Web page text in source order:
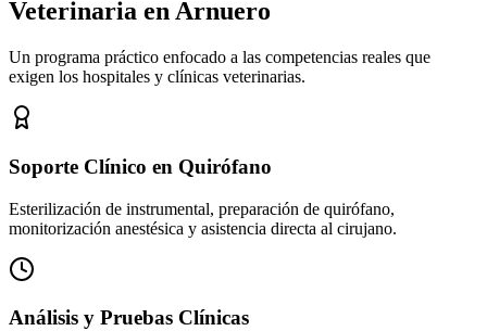
Veterinaria en Arnuero
Un programa práctico enfocado a las competencias reales que
exigen los hospitales y clínicas veterinarias.
Soporte Clínico en Quirófano
Esterilización de instrumental, preparación de quirófano,
monitorización anestésica y asistencia directa al cirujano.
Análisis y Pruebas Clínicas